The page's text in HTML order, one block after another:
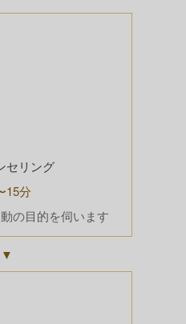
リング
15分
の目的を伺います
▼